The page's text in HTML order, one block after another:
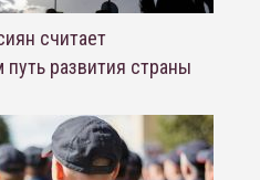
считает
развития страны